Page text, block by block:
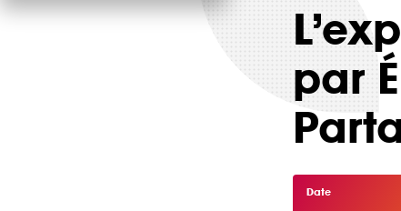
Vous souhaitez être
projet d'énergie
par
Date